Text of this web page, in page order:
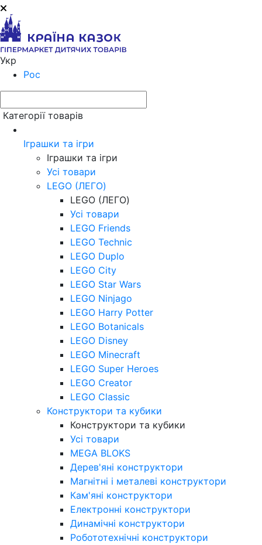
Укр
Рос
Категорії товарів
Іграшки та ігри
Іграшки та ігри
Усі товари
LEGO (ЛЕГО)
LEGO (ЛЕГО)
Усі товари
LEGO Friends
LEGO Technic
LEGO Duplo
LEGO City
LEGO Star Wars
LEGO Ninjago
LEGO Harry Potter
LEGO Botanicals
LEGO Disney
LEGO Minecraft
LEGO Super Heroes
LEGO Creator
LEGO Classic
Конструктори та кубики
Конструктори та кубики
Усі товари
MEGA BLOKS
Дерев'яні конструктори
Магнітні і металеві конструктори
Кам'яні конструктори
Електронні конструктори
Динамічні конструктори
Робототехнічні конструктори